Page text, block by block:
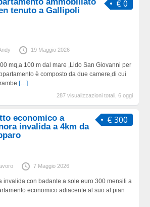
€ 0
ammobiliato
tenuto a Gallipoli
19 Maggio 2026
mq,a 100 m dal mare ,Lido San Giovanni per
è composto da due camere,di cui
[…]
287 visualizzazioni totali, 6 oggi
€ 300
economico a
invalida a 4km da
7 Maggio 2026
invalida con badante a sole euro 300 mensili a
economico adiacente al suo al pian